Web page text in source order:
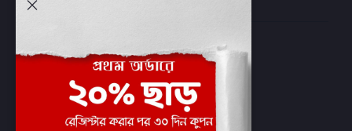
প্রবেশ করুন
অর্ডার ইতিহাস
আমার ইচ্ছাগুলি
অর্ডার ট্র্যাকিং